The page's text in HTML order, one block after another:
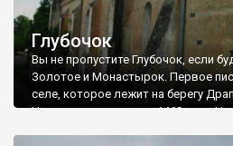
Глубочок
Вы не пропустите Глубочок, если
Золотое и Монастырок. Первое
селе, которое лежит на берегу
Ничлавы, относится к 1469 году.